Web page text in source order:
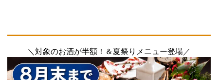
＼対象のお酒が半額！＆夏祭りメニュー登場／